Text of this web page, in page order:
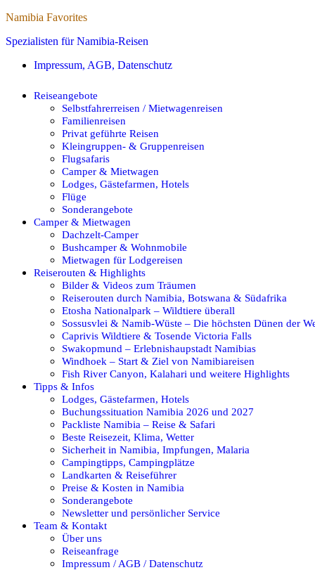
Namibia Favorites
Spezialisten für Namibia-Reisen
Impressum, AGB, Datenschutz
Reiseangebote
Selbstfahrerreisen / Mietwagenreisen
Familienreisen
Privat geführte Reisen
Kleingruppen- & Gruppenreisen
Flugsafaris
Camper & Mietwagen
Lodges, Gästefarmen, Hotels
Flüge
Sonderangebote
Camper & Mietwagen
Dachzelt-Camper
Bushcamper & Wohnmobile
Mietwagen für Lodgereisen
Reiserouten & Highlights
Bilder & Videos zum Träumen
Reiserouten durch Namibia, Botswana & Südafrika
Etosha Nationalpark – Wildtiere überall
Sossusvlei & Namib-Wüste – Die höchsten Dünen der
Caprivis Wildtiere & Tosende Victoria Falls
Swakopmund – Erlebnishaupstadt Namibias
Windhoek – Start & Ziel von Namibiareisen
Fish River Canyon, Kalahari und weitere Highlights
Tipps & Infos
Lodges, Gästefarmen, Hotels
Buchungssituation Namibia 2026 und 2027
Packliste Namibia – Reise & Safari
Beste Reisezeit, Klima, Wetter
Sicherheit in Namibia, Impfungen, Malaria
Campingtipps, Campingplätze
Landkarten & Reiseführer
Preise & Kosten in Namibia
Sonderangebote
Newsletter und persönlicher Service
Team & Kontakt
Über uns
Reiseanfrage
Impressum / AGB / Datenschutz